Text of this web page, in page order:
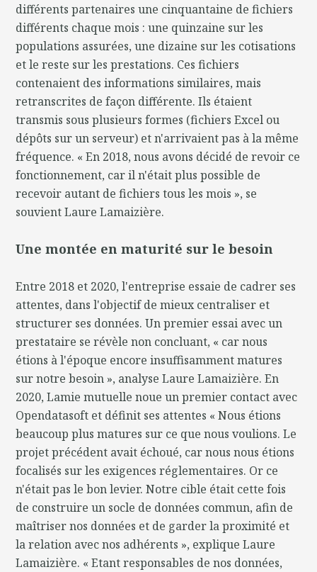
différents partenaires une cinquantaine de fichiers
différents chaque mois : une quinzaine sur les
populations assurées, une dizaine sur les cotisations
et le reste sur les prestations. Ces fichiers
contenaient des informations similaires, mais
retranscrites de façon différente. Ils étaient
transmis sous plusieurs formes (fichiers Excel ou
dépôts sur un serveur) et n'arrivaient pas à la même
fréquence. « En 2018, nous avons décidé de revoir ce
fonctionnement, car il n'était plus possible de
recevoir autant de fichiers tous les mois », se
souvient Laure Lamaizière.
Une montée en maturité sur le besoin
Entre 2018 et 2020, l'entreprise essaie de cadrer ses
attentes, dans l'objectif de mieux centraliser et
structurer ses données. Un premier essai avec un
prestataire se révèle non concluant, « car nous
étions à l'époque encore insuffisamment matures
sur notre besoin », analyse Laure Lamaizière. En
2020, Lamie mutuelle noue un premier contact avec
Opendatasoft et définit ses attentes « Nous étions
beaucoup plus matures sur ce que nous voulions. Le
projet précédent avait échoué, car nous nous étions
focalisés sur les exigences réglementaires. Or ce
n'était pas le bon levier. Notre cible était cette fois
de construire un socle de données commun, afin de
maîtriser nos données et de garder la proximité et
la relation avec nos adhérents », explique Laure
Lamaizière. « Etant responsables de nos données,